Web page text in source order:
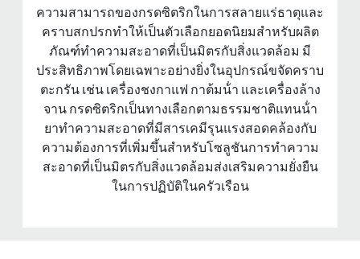
ความสามารถของกรดซิตริกในการสลายแร่ธาตุและ
คราบสกปรกทําให้เป็นตัวเลือกยอดนิยมสําหรับผลิต
ภัณฑ์ทําความสะอาดที่เป็นมิตรกับสิ่งแวดล้อม มี
ประสิทธิภาพโดยเฉพาะอย่างยิ่งในอุปกรณ์ขจัดคราบ
ตะกรัน เช่น เครื่องชงกาแฟ กาต้มน้ํา และเครื่องล้าง
จาน กรดซิตริกเป็นทางเลือกตามธรรมชาติแทนน้ํา
ยาทําความสะอาดที่มีสารเคมีรุนแรงสอดคล้องกับ
ความต้องการที่เพิ่มขึ้นสําหรับโซลูชันการทําความ
สะอาดที่เป็นมิตรกับสิ่งแวดล้อมส่งเสริมความยั่งยืน
ในการปฏิบัติในครัวเรือน